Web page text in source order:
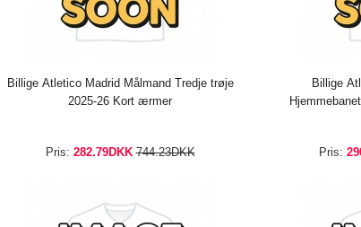
Billige Atletico Madrid Målmand Tredje trøje
2025-26 Kort ærmer
Pris: 282.79DKK 744.23DKK
Billige
Pris: